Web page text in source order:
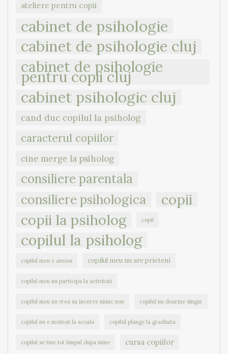
ateliere pentru copii
cabinet de psihologie
cabinet de psihologie cluj
cabinet de psihologie
pentru copii cluj
cabinet psihologic cluj
cand duc copilul la psiholog
caracterul copiilor
cine merge la psiholog
consiliere parentala
consiliere psihologica copii
copii la psiholog copil
copilul la psiholog
copilul meu e anxios copilul meu nu are prieteni
copilul meu nu participa la activitati
copilul meu nu vrea sa incerce nimic nou copilul nu doarme singur
copilul nu e motivat la scoala copilul plange la gradinita
copilul se tine tot timpul dupa mine cursa copiilor